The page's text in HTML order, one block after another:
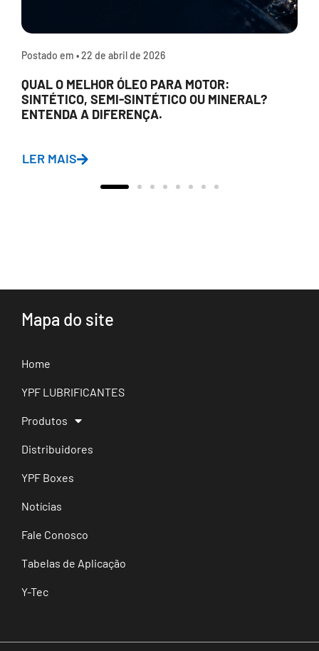
Postado em •22 de abril de 2026
QUAL O MELHOR ÓLEO PARA MOTOR:
SINTÉTICO, SEMI-SINTÉTICO OU MINERAL?
ENTENDA A DIFERENÇA.
LER MAIS
Mapa do site
Home
YPF LUBRIFICANTES
Produtos
Distribuidores
YPF Boxes
Notícias
Fale Conosco
Tabelas de Aplicação
Y-Tec